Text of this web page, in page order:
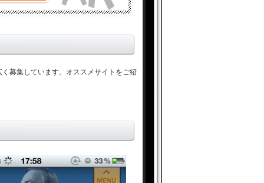
募集しています。オススメサイトをご紹